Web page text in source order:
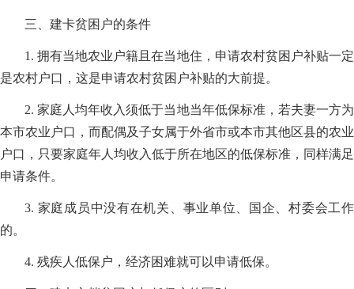
三、建卡贫困户的条件
1. 拥有当地农业户籍且在当地住，申请农村贫困户补贴一定
是农村户口，这是申请农村贫困户补贴的大前提。
2. 家庭人均年收入须低于当地当年低保标准，若夫妻一方为
本市农业户口，而配偶及子女属于外省市或本市其他区县的农业
户口，只要家庭年人均收入低于所在地区的低保标准，同样满足
申请条件。
3. 家庭成员中没有在机关、事业单位、国企、村委会工作
的。
4. 残疾人低保户，经济困难就可以申请低保。